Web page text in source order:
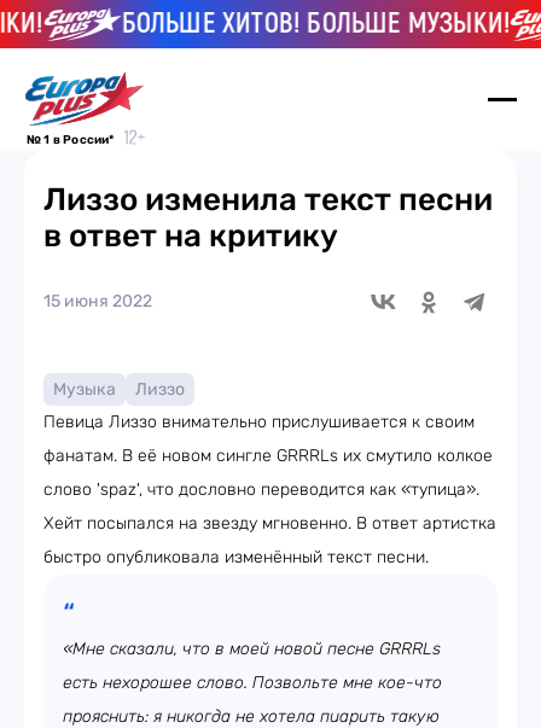
БОЛЬШЕ ХИТОВ! БОЛЬШЕ МУЗЫКИ!
№ 1 в России*
Лиззо изменила текст песни
в ответ на критику
15 июня 2022
Музыка
Лиззо
Певица Лиззо внимательно прислушивается к своим
фанатам. В её новом сингле GRRRLs их смутило колкое
слово 'spaz', что дословно переводится как «тупица».
Хейт посыпался на звезду мгновенно. В ответ артистка
быстро опубликовала изменённый текст песни.
«Мне сказали, что в моей новой песне GRRRLs
есть нехорошее слово. Позвольте мне кое-что
прояснить: я никогда не хотела пиарить такую